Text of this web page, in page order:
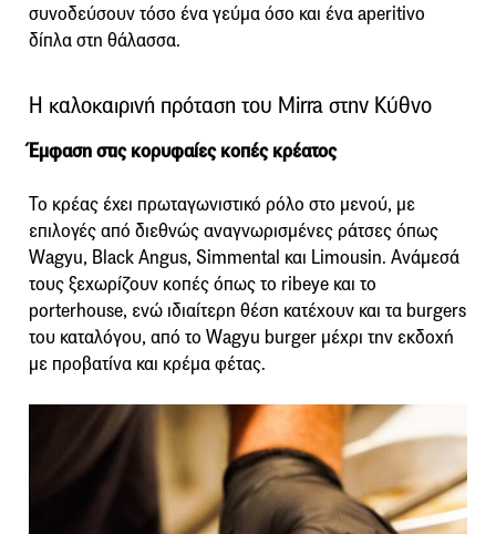
συνοδεύσουν τόσο ένα γεύμα όσο και ένα aperitivo
δίπλα στη θάλασσα.
Η καλοκαιρινή πρόταση του Mirra στην Κύθνο
Έμφαση στις κορυφαίες κοπές κρέατος
Το κρέας έχει πρωταγωνιστικό ρόλο στο μενού, με
επιλογές από διεθνώς αναγνωρισμένες ράτσες όπως
Wagyu, Black Angus, Simmental και Limousin. Ανάμεσά
τους ξεχωρίζουν κοπές όπως το ribeye και το
porterhouse, ενώ ιδιαίτερη θέση κατέχουν και τα burgers
του καταλόγου, από το Wagyu burger μέχρι την εκδοχή
με προβατίνα και κρέμα φέτας.